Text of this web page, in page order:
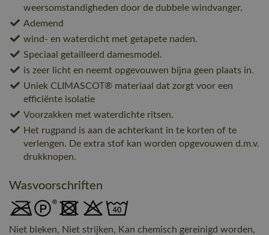
weersomstandigheden door de dubbele windvanger.
Ademend
wind- en waterdicht met getapete naden.
Speciaal getailleerd damesmodel.
is zeer licht en neemt opgevouwen bijna geen plaats in.
Uniek CLIMASCOT® materiaal dat zorgt voor een
efficiënte isolatie
Voorzakken met waterdichte ritsen.
Het rugpand is aan de achterkant in te korten of te
verlengen. De extra stof kan worden opgevouwen d.m.v.
drukknopen.
Wasvoorschriften
Niet bleken, Niet strijken, Kan chemisch gereinigd worden,